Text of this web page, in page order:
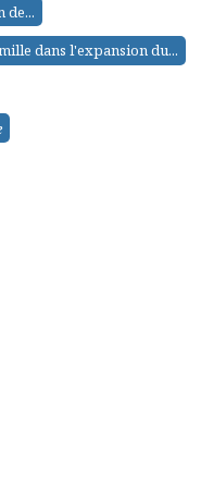
de...
dans l'expansion du...